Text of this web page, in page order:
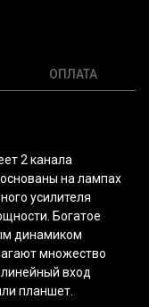
ОПЛАТА
2 канала
на лампах
усилителя
Богатое
динамиком
множество
вход
планшет.